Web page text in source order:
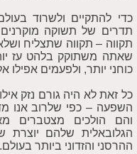
כדי להתקיים ולשרוד
תדרים של תשוקה
תקווה – תקווה שתצליח
שאתה משתוקק בלהט עז
כוחני יותר, ולפעמים אפילו
כל זאת לא היה גורם נזק
השפעה – כפי שלרוב אנו
והם הולכים מצטברים
הגלובאלית שלהם יוצרת
ההרסני והזדוני ביותר בעולם.